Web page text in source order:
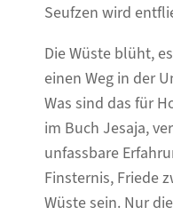
Seufzen wird
Die Wüste blüht,
einen Weg in der
Was sind das für
im Buch Jesaja,
unfassbare
Finsternis, Friede
Wüste sein. Nur